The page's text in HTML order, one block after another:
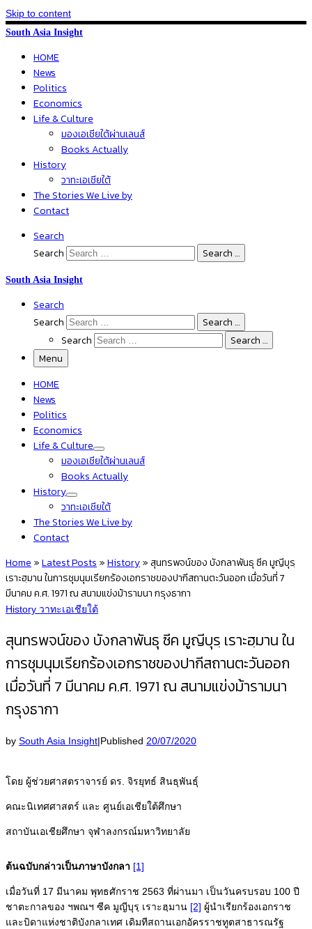
Skip to content
South Asia Insight
HOME
News
Politics
Economics
Life & Culture
มองเอเชียใต้ผ่านเลนส์
Books Actually
History
วาทะเอเชียใต้
The Stories We Live by
Contact
Search
Search
Search …
South Asia Insight
Search
Search
Search …
Search
Search …
Menu
HOME
News
Politics
Economics
Life & Culture
มองเอเชียใต้ผ่านเลนส์
Books Actually
History
วาทะเอเชียใต้
The Stories We Live by
Contact
Home »Latest Posts »History»สุนทรพจน์ของ บังกลาพันธุ ซีค มูญีบุรฺ
เราะฮฺมาน ในการชุมนุมเรียกร้องเอกราชของปากีสถานตะวันออก เมื่อวันที่ 7
มีนาคม ค.ศ. 1971 ณ สนามแข่งม้ารามนา กรุงธากา
History วาทะเอเชียใต้
สุนทรพจน์ของ บังกลาพันธุ ซีค มูญีบุรฺ เราะฮฺมาน ใน
การชุมนุมเรียกร้องเอกราชของปากีสถานตะวันออก
เมื่อวันที่ 7 มีนาคม ค.ศ. 1971 ณ สนามแข่งม้ารามนา
กรุงธากา
by South Asia Insight|Published 20/07/2020
โดย ผู้ช่วยศาสตราจารย์ ดร. จิรยุทธ์ สินธุพันธุ์
คณะนิเทศศาสตร์ และ ศูนย์เอเชียใต้ศึกษา
สถาบันเอเชียศึกษา จุฬาลงกรณ์มหาวิทยาลัย
ต้นฉบับกล่าวเป็นภาษาบังกลา [1]
เมื่อวันที่ 17 มีนาคม พุทธศักราช 2563 ที่ผ่านมา เป็นวันครบรอบ 100 ปี
ชาตะกาลของ ฯพณฯ ซีค มูญีบุรฺ เราะฮฺมาน [2] ผู้นำเรียกร้องเอกราช
และบิดาแห่งชาติบังกลาเทศ เดิมทีสถานเอกอัครราชทูตสาธารณรัฐ